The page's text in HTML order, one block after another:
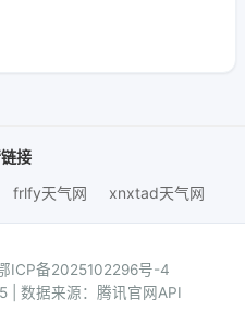
接
frlfy天气网 xnxtad天气网
ICP备2025102296号-4
| 数据来源：腾讯官网API